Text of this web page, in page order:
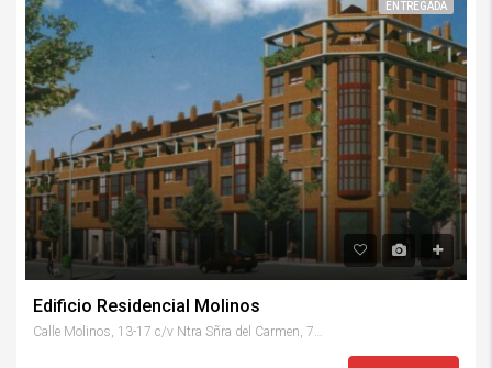
ENTREGADA
Edificio Residencial Molinos